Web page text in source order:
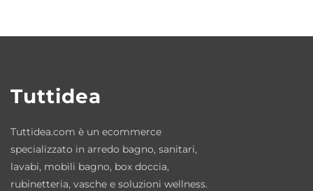
Tipologia: lavabo da appoggio o sospeso
Design: Alessandro Paolelli
Materiale: ceramica
Finitura: Grigio Matt
Tuttidea
Tuttidea.com è un ecommerce
specializzato in arredo bagno, sanitari,
lavabi, mobili bagno, box doccia,
rubinetteria, vasche e soluzioni wellness.